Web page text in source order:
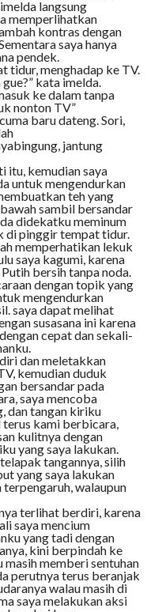
langsung
memperlihatkan
kontras dengan
saya hanya
pendek.
tidur, menghadap ke TV.
kata imelda.
ke dalam tanpa
nonton TV”
baru dateng. Sori,
jantung
itu, kemudian saya
untuk mengendurkan
teh yang
sambil bersandar
didekatku meminum
di pinggir tempat tidur.
memperhatikan lekuk
saya kagumi, karena
bersih tanpa noda.
dengan topik yang
mengendurkan
saya dapat melihat
susasana ini karena
cepat dan sekali-
dan meletakkan
kemudian duduk
bersandar pada
saya mencoba
dan tangan kiriku
terus kami berbicara,
kulitnya dengan
yang saya lakukan.
tangannya, silih
yang saya lakukan
walaupun
terlihat berdiri, karena
saya mencium
yang tadi dengan
kini berpindah ke
memberi sentuhan
perutnya terus beranjak
walau masih di
saya melakukan aksi